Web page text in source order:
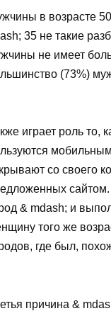
в возрасте
35 не такие
не имеет
(73%)
играет роль то,
со своего
& mdash; и
того же
где был,
причина &